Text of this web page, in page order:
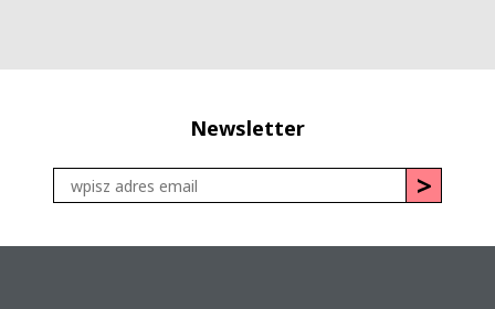
Newsletter